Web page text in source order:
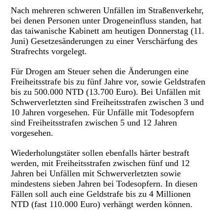
Nach mehreren schweren Unfällen im Straßenverkehr,
bei denen Personen unter Drogeneinfluss standen, hat
das taiwanische Kabinett am heutigen Donnerstag (11.
Juni) Gesetzesänderungen zu einer Verschärfung des
Strafrechts vorgelegt.
Für Drogen am Steuer sehen die Änderungen eine
Freiheitsstrafe bis zu fünf Jahre vor, sowie Geldstrafen
bis zu 500.000 NTD (13.700 Euro). Bei Unfällen mit
Schwerverletzten sind Freiheitsstrafen zwischen 3 und
10 Jahren vorgesehen. Für Unfälle mit Todesopfern
sind Freiheitsstrafen zwischen 5 und 12 Jahren
vorgesehen.
Wiederholungstäter sollen ebenfalls härter bestraft
werden, mit Freiheitsstrafen zwischen fünf und 12
Jahren bei Unfällen mit Schwerverletzten sowie
mindestens sieben Jahren bei Todesopfern. In diesen
Fällen soll auch eine Geldstrafe bis zu 4 Millionen
NTD (fast 110.000 Euro) verhängt werden können.